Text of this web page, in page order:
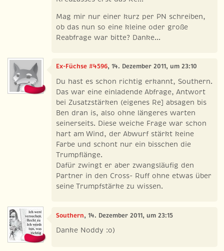
Mag mir nur einer kurz per PN schreiben,
ob das nun so eine kleine oder große
Reabfrage war bitte? Danke...
Ex-Füchse #4596, 14. Dezember 2011, um 23:10
Du hast es schon richtig erkannt, Southern.
Das war eine einladende Abfrage, Antwort
bei Zusatzstärken (eigenes Re] absagen bis
Ben dran is, also ohne längeres warten
seinerseits. Diese weiche Frage war schon
hart am Wind, der Abwurf stärkt keine
Farbe und schont nur ein bisschen die
Trumpflänge.
Dafür zwingt er aber zwangsläufig den
Partner in den Cross- Ruff ohne etwas über
seine Trumpfstärke zu wissen.
Southern, 14. Dezember 2011, um 23:15
Danke Noddy :o)